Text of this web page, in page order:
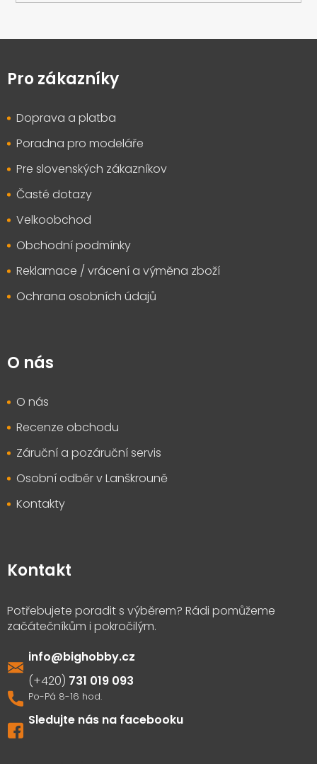
pPro zákazníky
Doprava a platba
Poradna pro modeláře
Pre slovenských zákazníkov
Časté dotazy
Velkoobchod
Obchodní podmínky
Reklamace / vrácení a výměna zboží
Ochrana osobních údajů
O nás
O nás
Recenze obchodu
Záruční a pozáruční servis
Osobní odběr v Lanškrouně
Kontakty
Kontakt
info@bighobby.cz
731 019 093
Sledujte nás na facebooku